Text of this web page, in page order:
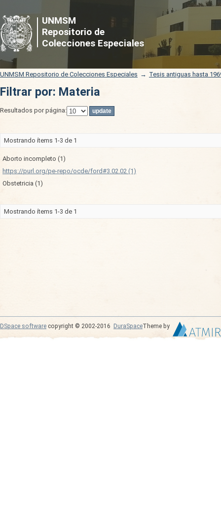
UNMSM
Repositorio de
Colecciones Especiales
Filtrar por: Materia
UNMSM Repositorio de Colecciones Especiales → Tesis antiguas hasta
Filtrar por: Materia
Resultados por página:
Mostrando ítems 1-3 de 1
Aborto incompleto (1)
https://purl.org/pe-repo/ocde/ford#3.02.02 (1)
Obstetricia (1)
Mostrando ítems 1-3 de 1
DSpace software copyright © 2002-2016 DuraSpaceTheme by